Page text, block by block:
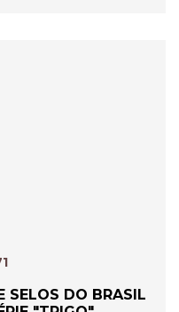
SELOS DO BRASIL